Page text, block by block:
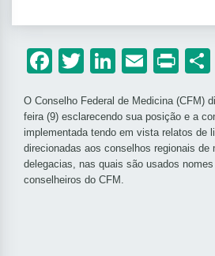
Facebook
Twitter
LinkedIn
Email
Print
O Conselho Federal de Medicina (CFM)
feira (9) esclarecendo sua posição e a
implementada tendo em vista relatos de
direcionadas aos conselhos regionais de
delegacias, nas quais são usados
conselheiros do CFM.